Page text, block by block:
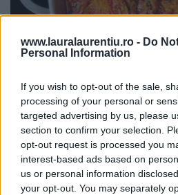
www.lauralaurentiu.ro - Do
Personal Information
If you wish to opt-out of the sale,
processing of your personal or
targeted advertising by us, please
section to confirm your selection.
opt-out request is processed you
interest-based ads based on
us or personal information
your opt-out. You may separately
Pui cu sos de ardei copți –
25.07.2026
ULTIMELE